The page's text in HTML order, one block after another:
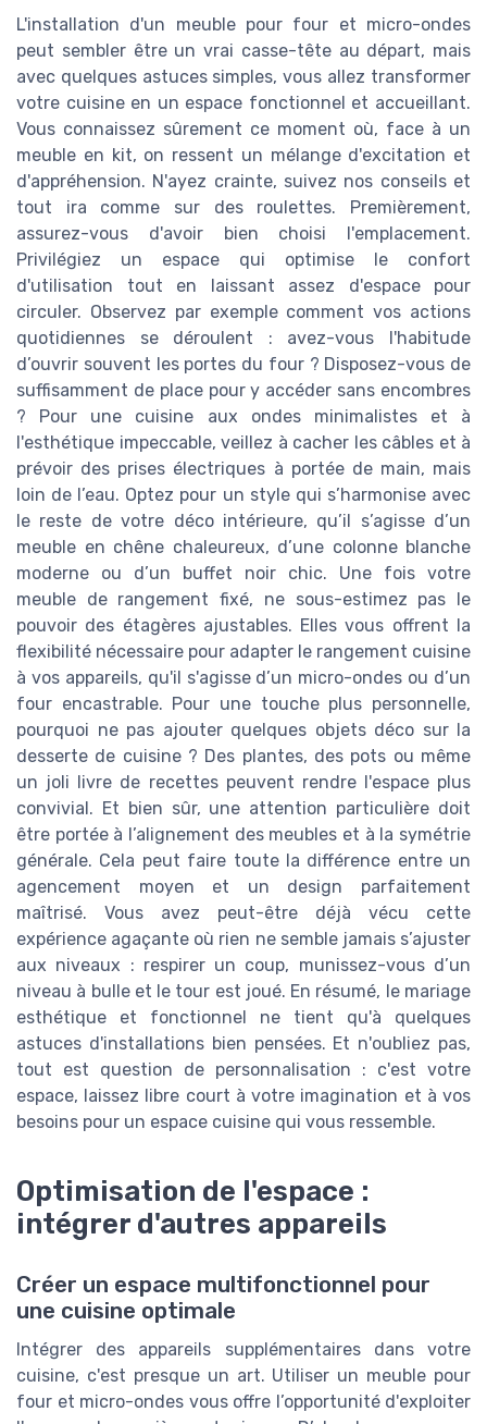
L'installation d'un meuble pour four et micro-ondes
peut sembler être un vrai casse-tête au départ, mais
avec quelques astuces simples, vous allez transformer
votre cuisine en un espace fonctionnel et accueillant.
Vous connaissez sûrement ce moment où, face à un
meuble en kit, on ressent un mélange d'excitation et
d'appréhension. N'ayez crainte, suivez nos conseils et
tout ira comme sur des roulettes. Premièrement,
assurez-vous d'avoir bien choisi l'emplacement.
Privilégiez un espace qui optimise le confort
d'utilisation tout en laissant assez d'espace pour
circuler. Observez par exemple comment vos actions
quotidiennes se déroulent : avez-vous l'habitude
d’ouvrir souvent les portes du four ? Disposez-vous de
suffisamment de place pour y accéder sans encombres
? Pour une cuisine aux ondes minimalistes et à
l'esthétique impeccable, veillez à cacher les câbles et à
prévoir des prises électriques à portée de main, mais
loin de l’eau. Optez pour un style qui s’harmonise avec
le reste de votre déco intérieure, qu’il s’agisse d’un
meuble en chêne chaleureux, d’une colonne blanche
moderne ou d’un buffet noir chic. Une fois votre
meuble de rangement fixé, ne sous-estimez pas le
pouvoir des étagères ajustables. Elles vous offrent la
flexibilité nécessaire pour adapter le rangement cuisine
à vos appareils, qu'il s'agisse d’un micro-ondes ou d’un
four encastrable. Pour une touche plus personnelle,
pourquoi ne pas ajouter quelques objets déco sur la
desserte de cuisine ? Des plantes, des pots ou même
un joli livre de recettes peuvent rendre l'espace plus
convivial. Et bien sûr, une attention particulière doit
être portée à l’alignement des meubles et à la symétrie
générale. Cela peut faire toute la différence entre un
agencement moyen et un design parfaitement
maîtrisé. Vous avez peut-être déjà vécu cette
expérience agaçante où rien ne semble jamais s’ajuster
aux niveaux : respirer un coup, munissez-vous d’un
niveau à bulle et le tour est joué. En résumé, le mariage
esthétique et fonctionnel ne tient qu'à quelques
astuces d'installations bien pensées. Et n'oubliez pas,
tout est question de personnalisation : c'est votre
espace, laissez libre court à votre imagination et à vos
besoins pour un espace cuisine qui vous ressemble.
Optimisation de l'espace :
intégrer d'autres appareils
Créer un espace multifonctionnel pour
une cuisine optimale
Intégrer des appareils supplémentaires dans votre
cuisine, c'est presque un art. Utiliser un meuble pour
four et micro-ondes vous offre l’opportunité d'exploiter